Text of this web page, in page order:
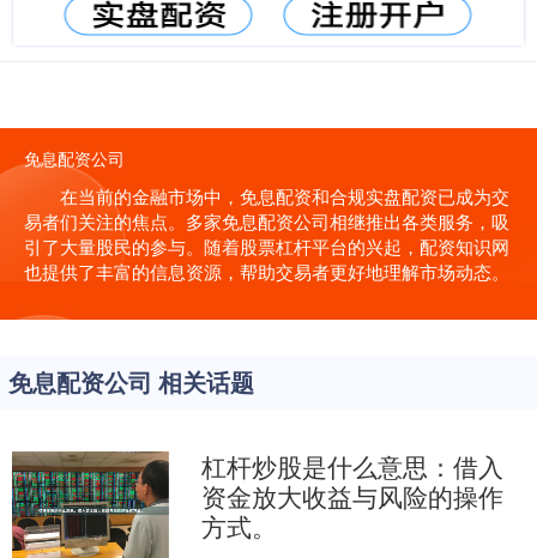
免息配资公司
在当前的金融市场中，免息配资和合规实盘配资已成为交
易者们关注的焦点。多家免息配资公司相继推出各类服务，吸
引了大量股民的参与。随着股票杠杆平台的兴起，配资知识网
也提供了丰富的信息资源，帮助交易者更好地理解市场动态。
免息配资公司 相关话题
杠杆炒股是什么意思：借入
资金放大收益与风险的操作
方式。